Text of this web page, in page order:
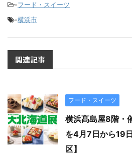
-フード・スイーツ
-横浜市
関連記事
フード・スイーツ
横浜髙島屋8階・
を4月7日から19
区】